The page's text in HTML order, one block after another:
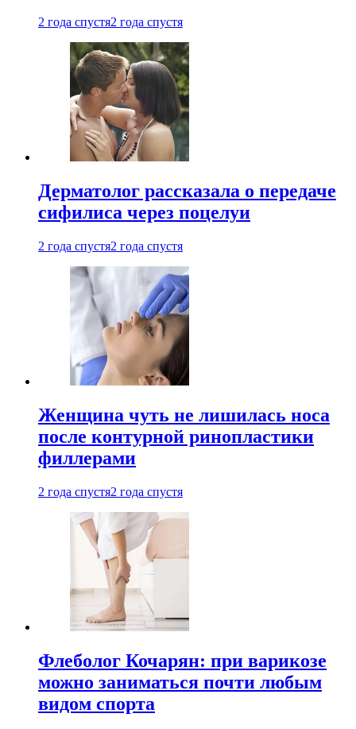
2 года спустя2 года спустя
Дерматолог рассказала о передаче
сифилиса через поцелуи
2 года спустя2 года спустя
Женщина чуть не лишилась носа
после контурной ринопластики
филлерами
2 года спустя2 года спустя
Флеболог Кочарян: при варикозе
можно заниматься почти любым
видом спорта